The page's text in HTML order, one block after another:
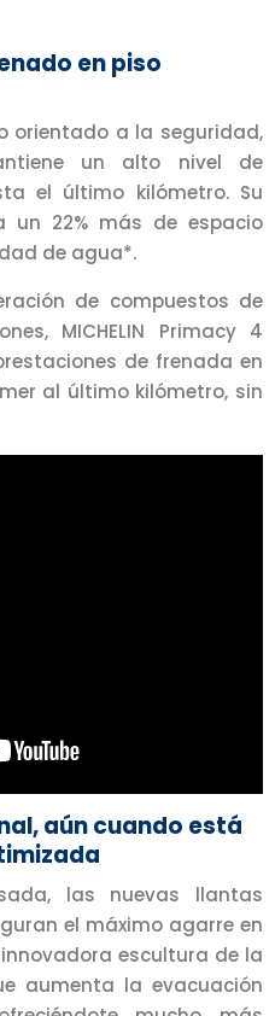
en piso
orientado a la seguridad,
un alto nivel de
el último kilómetro. Su
un 22% más de espacio
de agua*.
de compuestos de
MICHELIN Primacy 4
de frenada en
al último kilómetro, sin
aún cuando está
las nuevas llantas
el máximo agarre en
escultura de la
aumenta la evacuación